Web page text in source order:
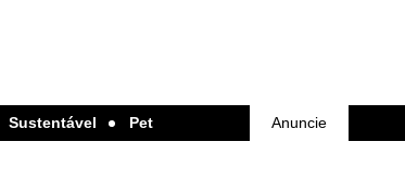
Sustentável Pet Anuncie